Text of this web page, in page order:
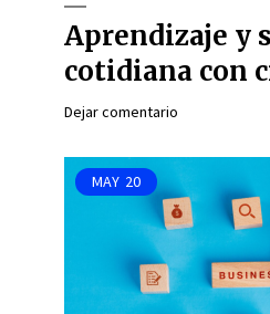
Aprendizaje y
cotidiana con
Dejar comentario
MAY 20